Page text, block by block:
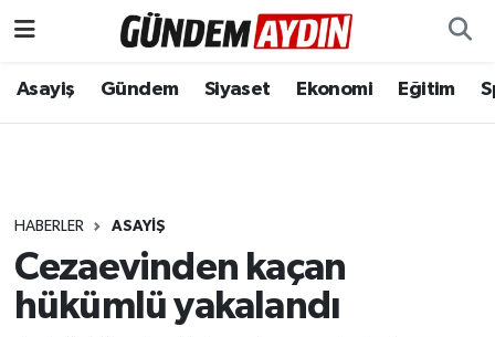
Asayiş Gündem Siyaset Ekonomi Eğitim
HABERLER ASAYIŞ
Cezaevinden kaçan
hükümlü yakalandı
Aydın Nöbetçi Eczaneler
Aydın Trafik Yoğunluk Haritası
Süper Lig Puan Durumu ve Fikstür